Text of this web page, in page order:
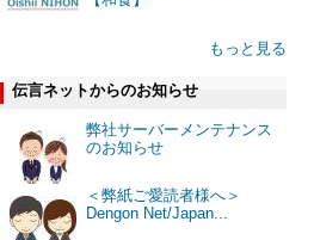
もっと見る
伝言ネットからのお知らせ
弊社サーバーメンテナンス
のお知らせ
＜弊紙ご愛読者様へ＞
Dengon Net/Japan...